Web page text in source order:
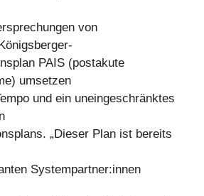
von
PAIS (postakute
umsetzen
und ein uneingeschränktes
„Dieser Plan ist bereits
Systempartner:innen